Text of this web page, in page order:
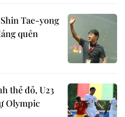
Tae-yong
quên
thẻ đỏ, U23
Olympic